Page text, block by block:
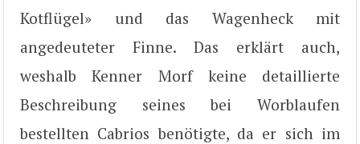
Kotflügel» und das Wagenheck mit
angedeuteter Finne. Das erklärt auch,
weshalb Kenner Morf keine detaillierte
Beschreibung seines bei Worblaufen
bestellten Cabrios benötigte, da er sich im